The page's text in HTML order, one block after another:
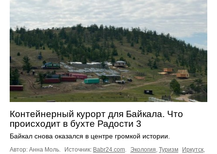
Контейнерный курорт для Байкала. Что
происходит в бухте Радости 3
Байкал снова оказался в центре громкой истории.
Автор: Анна Моль. Источник: Babr24.com. Экология, Туризм Иркутск,